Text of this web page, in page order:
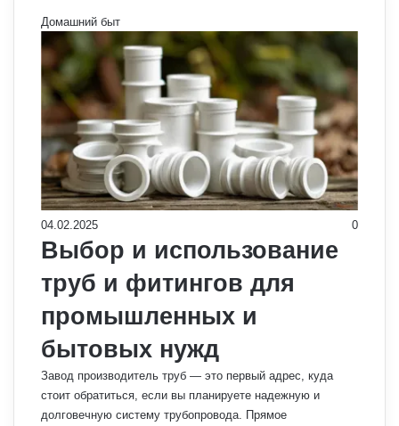
Домашний быт
04.02.2025 0
Выбор и использование
труб и фитингов для
промышленных и
бытовых нужд
Завод производитель труб — это первый адрес, куда
стоит обратиться, если вы планируете надежную и
долговечную систему трубопровода. Прямое